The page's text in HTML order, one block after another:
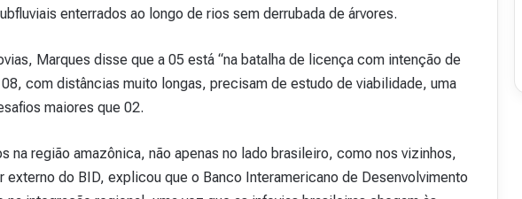
enterrados ao longo de rios sem derrubada de árvores.
Marques disse que a 05 está “na batalha de licença com intenção de
08, com distâncias muito longas, precisam de estudo de viabilidade, uma
maiores que 02.
na região amazônica, não apenas no lado brasileiro, como nos vizinhos,
externo do BID, explicou que o Banco Interamericano de Desenvolvimento